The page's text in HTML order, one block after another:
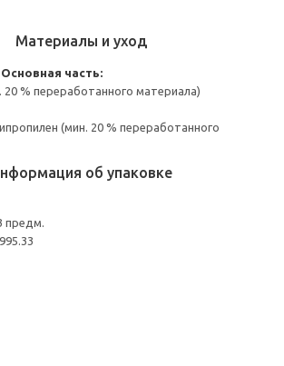
Материалы и уход
часть:
% переработанного материала)
(мин. 20 % переработанного
об упаковке
предм.